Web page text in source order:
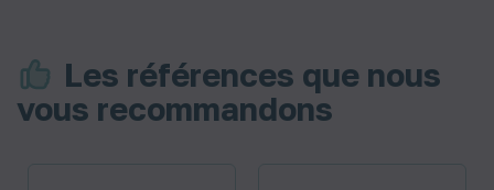
Les références que nous
vous recommandons